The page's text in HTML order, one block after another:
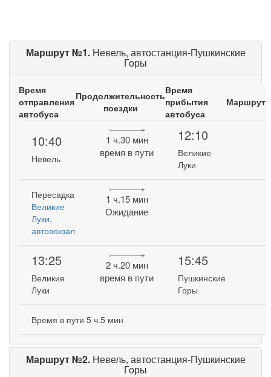
Маршрут №1. Невель, автостанция-Пушкинские
Горы
Время
отправления
автобуса
Продолжительность
поездки
Время
прибытия
автобуса
Маршрут
10:40
Невель
1 ч.30 мин
время в пути
12:10
Великие
Луки
Пересадка
Великие
Луки,
автовокзал
1 ч.15 мин
Ожидание
13:25
Великие
Луки
2 ч.20 мин
время в пути
15:45
Пушкинские
Горы
Время в пути 5 ч.5 мин
Маршрут №2. Невель, автостанция-Пушкинские
Горы